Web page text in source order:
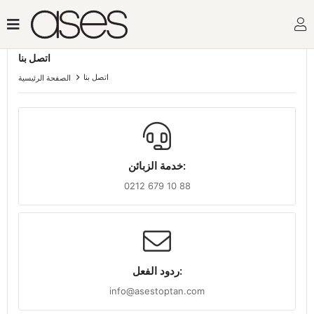
اتصل بنا
الصفحة الرئيسية اتصل بنا
خدمة الزبائن:
0212 679 10 88
ردود الفعل:
info@asestoptan.com